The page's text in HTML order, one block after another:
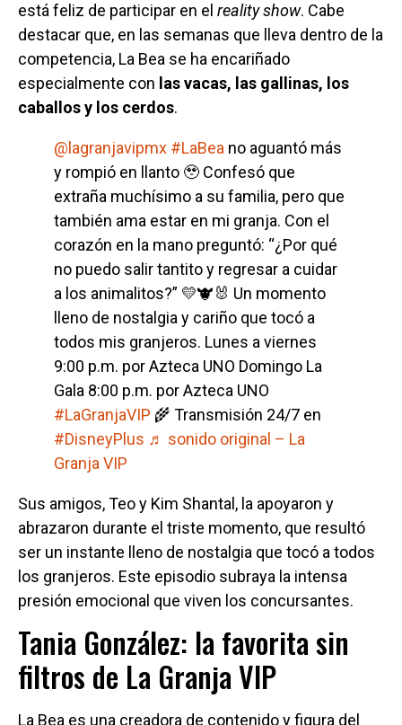
está feliz de participar en el reality show. Cabe
destacar que, en las semanas que lleva dentro de la
competencia, La Bea se ha encariñado
especialmente con las vacas, las gallinas, los
caballos y los cerdos.
@lagranjavipmx #LaBea no aguantó más
y rompió en llanto 🥹 Confesó que
extraña muchísimo a su familia, pero que
también ama estar en mi granja. Con el
corazón en la mano preguntó: “¿Por qué
no puedo salir tantito y regresar a cuidar
a los animalitos?” 💛🐮🐰 Un momento
lleno de nostalgia y cariño que tocó a
todos mis granjeros. Lunes a viernes
9:00 p.m. por Azteca UNO Domingo La
Gala 8:00 p.m. por Azteca UNO
#LaGranjaVIP 🌾 Transmisión 24/7 en
#DisneyPlus ♬ sonido original – La
Granja VIP
Sus amigos, Teo y Kim Shantal, la apoyaron y
abrazaron durante el triste momento, que resultó
ser un instante lleno de nostalgia que tocó a todos
los granjeros. Este episodio subraya la intensa
presión emocional que viven los concursantes.
Tania González: la favorita sin
filtros de La Granja VIP
La Bea es una creadora de contenido y figura del